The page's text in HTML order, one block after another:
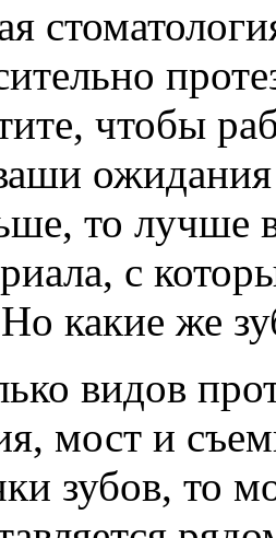
чтобы
то лучше
с
какие же
видов
мост и
зубов, то